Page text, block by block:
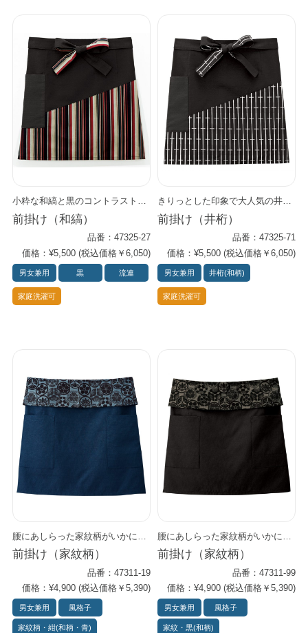
小粋な和縞と黒のコントラストがモダンな前掛け。 色落ちしにくい、染めにこだわった素材です。 和洋どんなスタイルにも合わせやすく、 使い勝手のいいアイテムです。 同じ柄の胸当てエプロン（47204-27）やバンダナキャップ（48315-27）もあります。
前掛け（和縞）
品番：47325-27
価格：¥5,500 (税込価格￥6,050)
男女兼用 黒 流連
家庭洗濯可
きりっとした印象で大人気の井桁シリーズ。 伝統柄と黒とのコントラストが洗練された現代和を演出します。 歴史をリスペクトしつつも、進化し続けるシーンにぴったり。 同柄の色紐がほどよいアクセント。 和洋どんなインナーにも似合う優れアイテムです。 胸当てエプロン（47202-71）、バンダナ（48315-71）もあります。 スタッフごとに違うコーデを楽しんでみては。
前掛け（井桁）
品番：47325-71
価格：¥5,500 (税込価格￥6,050)
男女兼用 井桁(和柄)
家庭洗濯可
前掛け（家紋柄）
品番：47311-19
価格：¥4,900 (税込価格￥5,390)
男女兼用 風格子
家紋柄・紺(和柄・青)
前掛け（家紋柄）
品番：47311-99
価格：¥4,900 (税込価格￥5,390)
男女兼用 風格子
家紋・黒(和柄)